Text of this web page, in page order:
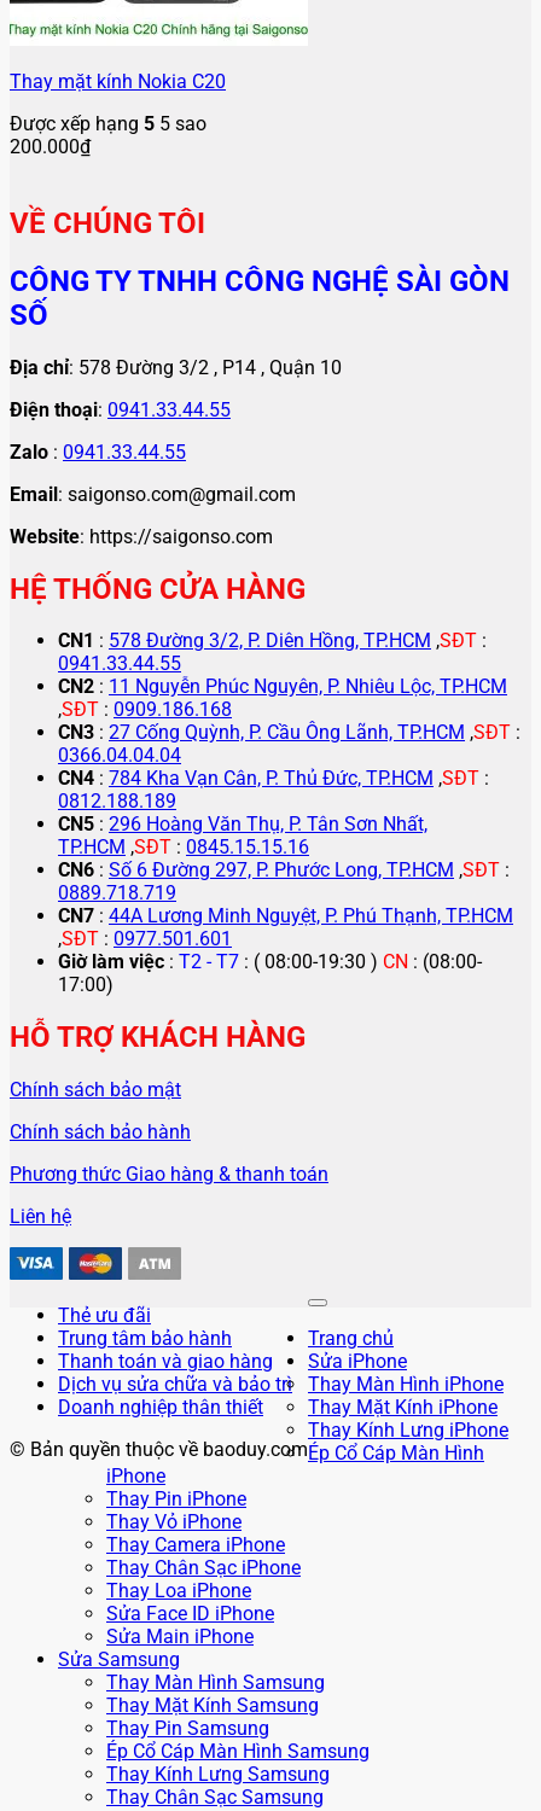
Thay mặt kính Nokia C20
Được xếp hạng 5 5 sao
200.000₫
VỀ CHÚNG TÔI
CÔNG TY TNHH CÔNG NGHỆ SÀI GÒN
SỐ
Địa chỉ: 578 Đường 3/2 , P14 , Quận 10
Điện thoại: 0941.33.44.55
Zalo : 0941.33.44.55
Email: saigonso.com@gmail.com
Website: https://saigonso.com
HỆ THỐNG CỬA HÀNG
CN1 : 578 Đường 3/2, P. Diên Hồng, TP.HCM ,SĐT :
0941.33.44.55
CN2 : 11 Nguyễn Phúc Nguyên, P. Nhiêu Lộc, TP.HCM
,SĐT : 0909.186.168
CN3 : 27 Cống Quỳnh, P. Cầu Ông Lãnh, TP.HCM ,SĐT :
0366.04.04.04
CN4 : 784 Kha Vạn Cân, P. Thủ Đức, TP.HCM ,SĐT :
0812.188.189
CN5 : 296 Hoàng Văn Thụ, P. Tân Sơn Nhất,
TP.HCM ,SĐT : 0845.15.15.16
CN6 : Số 6 Đường 297, P. Phước Long, TP.HCM ,SĐT :
0889.718.719
CN7 : 44A Lương Minh Nguyệt, P. Phú Thạnh, TP.HCM
,SĐT : 0977.501.601
Giờ làm việc : T2 - T7 : ( 08:00-19:30 ) CN : (08:00-
17:00)
HỖ TRỢ KHÁCH HÀNG
Chính sách bảo mật
Chính sách bảo hành
Phương thức Giao hàng & thanh toán
Liên hệ
Thẻ ưu đãi
Trung tâm bảo hành
Thanh toán và giao hàng
Dịch vụ sửa chữa và bảo trì
Doanh nghiệp thân thiết
© Bản quyền thuộc về baoduy.com
Trang chủ
Sửa iPhone
Thay Màn Hình iPhone
Thay Mặt Kính iPhone
Thay Kính Lưng iPhone
Ép Cổ Cáp Màn Hình
iPhone
Thay Pin iPhone
Thay Vỏ iPhone
Thay Camera iPhone
Thay Chân Sạc iPhone
Thay Loa iPhone
Sửa Face ID iPhone
Sửa Main iPhone
Sửa Samsung
Thay Màn Hình Samsung
Thay Mặt Kính Samsung
Thay Pin Samsung
Ép Cổ Cáp Màn Hình Samsung
Thay Kính Lưng Samsung
Thay Chân Sạc Samsung